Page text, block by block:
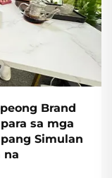
Brand
sa mga
Simulan
na